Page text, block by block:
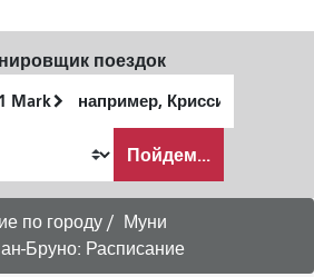
поездок
окончания
хочу
путешествовать
Пойдем...
по городу
Муни
Бруно: Расписание